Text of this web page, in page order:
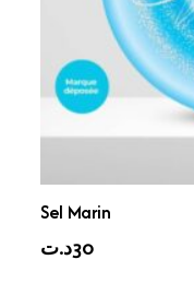
Sel Marin
30د.ت